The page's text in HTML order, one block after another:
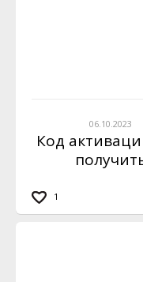
1
06.10.2023
Код